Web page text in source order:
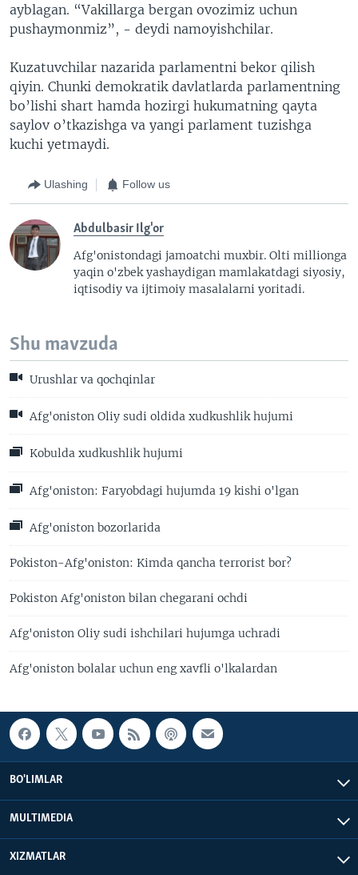
ayblagan. “Vakillarga bergan ovozimiz uchun
pushaymonmiz”, - deydi namoyishchilar.
Kuzatuvchilar nazarida parlamentni bekor qilish
qiyin. Chunki demokratik davlatlarda parlamentning
bo’lishi shart hamda hozirgi hukumatning qayta
saylov o’tkazishga va yangi parlament tuzishga
kuchi yetmaydi.
Ulashing Follow us
Abdulbasir Ilg'or
Afg'onistondagi jamoatchi muxbir. Olti millionga
yaqin o'zbek yashaydigan mamlakatdagi siyosiy,
iqtisodiy va ijtimoiy masalalarni yoritadi.
Shu mavzuda
Urushlar va qochqinlar
Afg'oniston Oliy sudi oldida xudkushlik hujumi
Kobulda xudkushlik hujumi
Afg'oniston: Faryobdagi hujumda 19 kishi o'lgan
Afg'oniston bozorlarida
Pokiston-Afg'oniston: Kimda qancha terrorist bor?
Pokiston Afg'oniston bilan chegarani ochdi
Afg'oniston Oliy sudi ishchilari hujumga uchradi
Afg'oniston bolalar uchun eng xavfli o'lkalardan
BO'LIMLAR
MULTIMEDIA
XIZMATLAR